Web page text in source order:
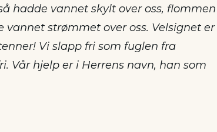
hadde vannet skylt over oss, flommen
strømmet over oss. Velsignet er
Vi slapp fri som fuglen fra
Vår hjelp er i Herrens navn, han som